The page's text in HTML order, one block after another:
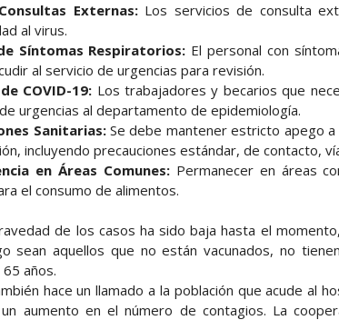
Externas:Los servicios de consulta
al virus.
Síntomas Respiratorios: El personal con
al servicio de urgencias para revisión.
COVID-19: Los trabajadores y becarios que
urgencias al departamento de epidemiología.
Sanitarias:Se debe mantener estricto apego a
incluyendo precauciones estándar, de contacto,
en Áreas Comunes:Permanecer en áreas
el consumo de alimentos.
de los casos ha sido baja hasta el
sean aquellos que no están vacunados, no
años.
hace un llamado a la población que acude al
aumento en el número de contagios. La